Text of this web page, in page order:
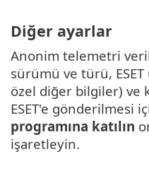
Diğer ayarlar
Anonim telemetri
sürümü ve türü,
özel diğer bilgiler)
ESET'e gönderilmesi
programına katılın
işaretleyin.